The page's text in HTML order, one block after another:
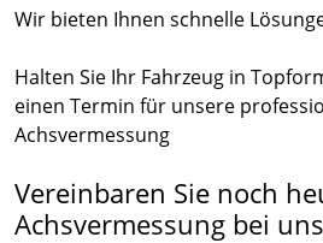
Wir bieten Ihnen schnelle
Halten Sie Ihr Fahrzeug in
einen Termin für unsere
Achsvermessung
Vereinbaren Sie noch
Achsvermessung bei